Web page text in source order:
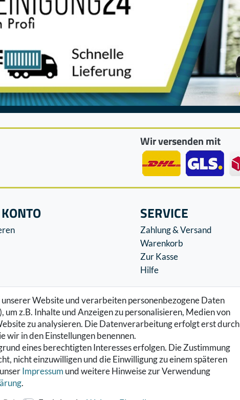
Wir versenden mit
Website und verarbeiten personenbezogene Daten
z.B. Inhalte und Anzeigen zu personalisieren, Medien von
zu analysieren. Die Datenverarbeitung erfolgt erst durch
wir in den Einstellungen benennen.
eines berechtigten Interesses erfolgen. Die Zustimmung
nicht einzuwilligen und die Einwilligung zu einem späteren
Impressum und weitere Hinweise zur Verwendung
.
SERVICE
Zahlung & Versand
Warenkorb
Zur Kasse
Hilfe